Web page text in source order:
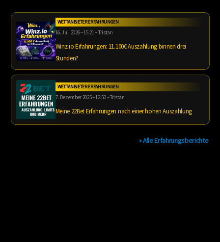
WETTANBIETER ERFAHRUNGEN
16. Juli 2026 – 15:21 – Tristan
Winz.io Erfahrungen: 11.100€ Auszahlung binnen drei
Stunden?
WETTANBIETER ERFAHRUNGEN
7. Dezember 2025 – 12:50 – Tristan
Meine 22Bet Erfahrungen nach einer hohen Auszahlung
» Alle Erfahrungsberichte